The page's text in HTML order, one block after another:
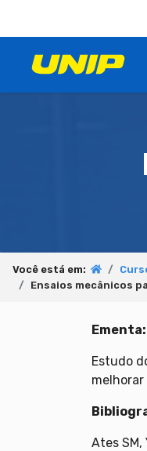
Você está em:
Ensaios mecânicos
Ementa:
Estudo
melhorar
Ates